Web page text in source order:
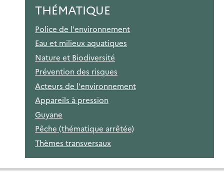
THÉMATIQUE
Police de l'environnement
Eau et milieux aquatiques
Nature et Biodiversité
Prévention des risques
Acteurs de l'environnement
Appareils à pression
Guyane
Pêche (thématique arrêtée)
Thèmes transversaux